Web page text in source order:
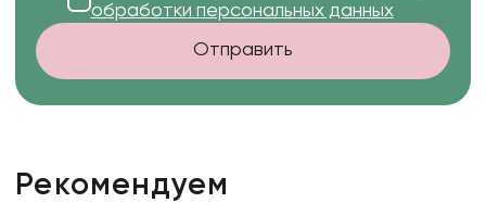
обработки персональных данных
Отправить
Рекомендуем